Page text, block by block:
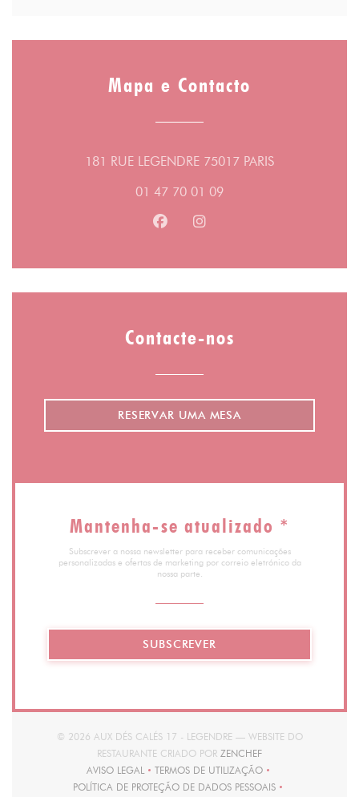
Mapa e Contacto
181 RUE LEGENDRE 75017 PARIS((abre numa
01 47 70 01 09
Facebook ((abre numa nova
Instagram ((abre numa
Contacte-nos
RESERVAR UMA MESA
Mantenha-se atualizado *
Subscrever a nossa newsletter para receber comunicações
personalizadas e ofertas de marketing por correio eletrónico da
nossa parte.
SUBSCREVER
© 2026 AUX DÉS CALÉS 17 - LEGENDRE — WEBSITE DO
RESTAURANTE CRIADO POR ZENCHEF((ABRE NUMA NOVA
AVISO LEGAL
((ABRE NUMA NOVA JANELA))
TERMOS DE UTILIZAÇÃO
((ABRE NUMA NOVA JANELA))
POLÍTICA DE PROTEÇÃO DE DADOS PESSOAIS
((ABRE NUMA NOVA JANELA))